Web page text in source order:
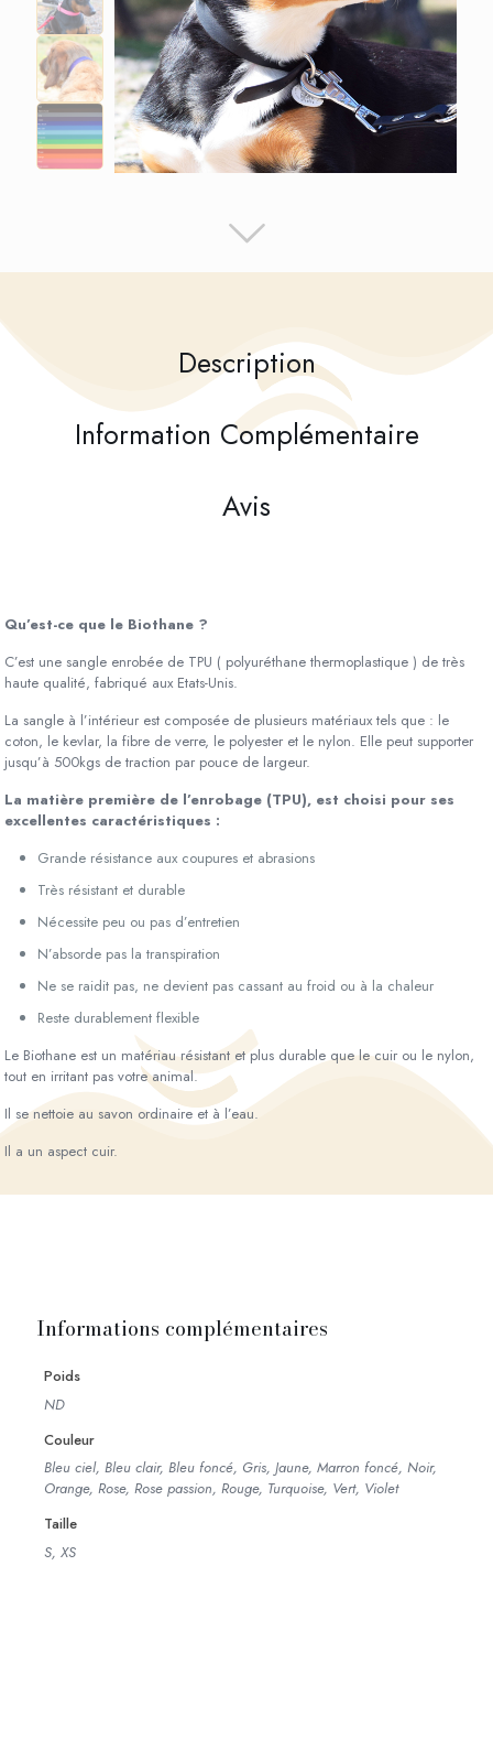
Description
Information Complémentaire
Avis
Qu’est-ce que le Biothane ?
C’est une sangle enrobée de TPU ( polyuréthane thermoplastique ) de très
haute qualité, fabriqué aux Etats-Unis.
La sangle à l’intérieur est composée de plusieurs matériaux tels que : le
coton, le kevlar, la fibre de verre, le polyester et le nylon. Elle peut supporter
jusqu’à 500kgs de traction par pouce de largeur.
La matière première de l’enrobage (TPU), est choisi pour ses
excellentes caractéristiques :
Grande résistance aux coupures et abrasions
Très résistant et durable
Nécessite peu ou pas d’entretien
N’absorde pas la transpiration
Ne se raidit pas, ne devient pas cassant au froid ou à la chaleur
Reste durablement flexible
Le Biothane est un matériau résistant et plus durable que le cuir ou le nylon,
tout en irritant pas votre animal.
Il se nettoie au savon ordinaire et à l’eau.
Il a un aspect cuir.
Informations complémentaires
Poids
ND
Couleur
Bleu ciel, Bleu clair, Bleu foncé, Gris, Jaune, Marron foncé, Noir,
Orange, Rose, Rose passion, Rouge, Turquoise, Vert, Violet
Taille
S, XS